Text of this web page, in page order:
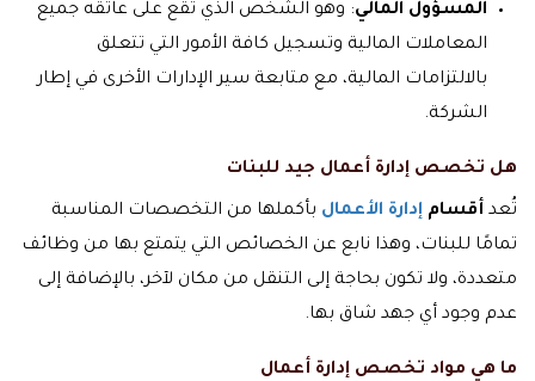
المسؤول المالي: وهو الشخص الذي تقع على عاتقه جميع
المعاملات المالية وتسجيل كافة الأمور التي تتعلق
بالالتزامات المالية، مع متابعة سير الإدارات الأخرى في إطار
الشركة.
هل تخصص إدارة أعمال جيد للبنات
تُعد أقسام إدارة الأعمال بأكملها من التخصصات المناسبة
تمامًا للبنات، وهذا نابع عن الخصائص التي يتمتع بها من وظائف
متعددة، ولا تكون بحاجة إلى التنقل من مكان لآخر، بالإضافة إلى
عدم وجود أي جهد شاق بها.
ما هي مواد تخصص إدارة أعمال